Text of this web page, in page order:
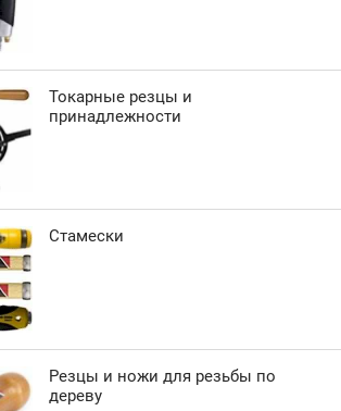
Токарные резцы и
принадлежности
Стамески
Резцы и ножи для резьбы по
дереву